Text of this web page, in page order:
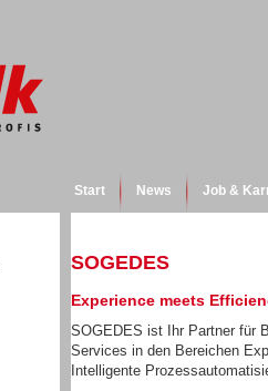
Start News Job &
SOGEDES
Experience meets
SOGEDES ist Ihr Partner für
Services in den Bereichen
Intelligente